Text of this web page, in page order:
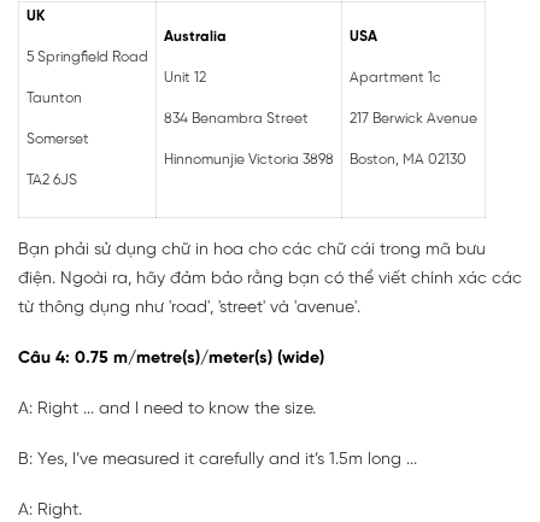
UK
5 Springfield Road
Taunton
Somerset
TA2 6JS
Australia
Unit 12
834 Benambra Street
Hinnomunjie Victoria 3898
USA
Apartment 1c
217 Berwick Avenue
Boston, MA 02130
Bạn phải sử dụng chữ in hoa cho các chữ cái trong mã bưu
điện. Ngoài ra, hãy đảm bảo rằng bạn có thể viết chính xác các
từ thông dụng như 'road', 'street' và 'avenue'.
Câu 4: 0.75 m/metre(s)/meter(s) (wide)
A: Right ... and I need to know the size.
B: Yes, I’ve measured it carefully and it’s 1.5m long ...
A: Right.